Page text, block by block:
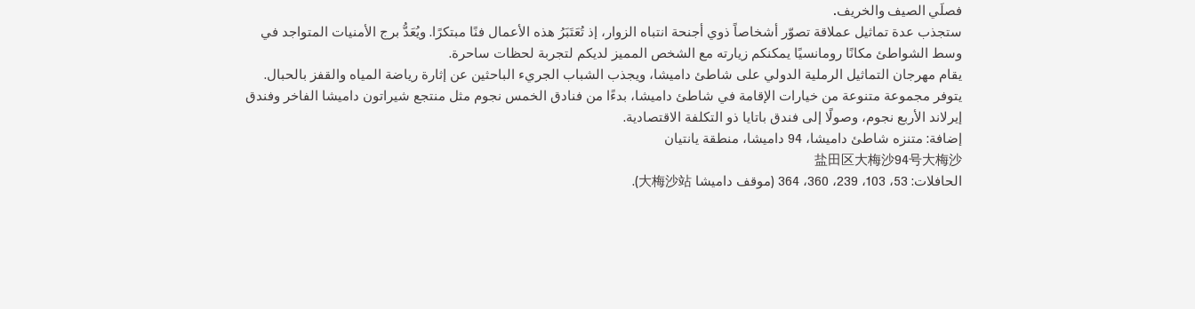
فصلَي الصيف والخريف.
ستجذب عدة تماثيل عملاقة تصوّر أشخاصاً ذوي أجنحة انتباه الزوار، إذ تُعَتَبَرُ هذه الأعمال فنًا مبتكرًا. ويُعَدُّ برج الأمنيات المتواجد في
وسط الشواطئ مكانًا رومانسيًا يمكنكم زيارته مع الشخص المميز لديكم لتجربة لحظات ساحرة.
يقام مهرجان التماثيل الرملية الدولي على شاطئ داميشا، ويجذب الشباب الجريء الباحثين عن إثارة رياضة المياه والقفز بالحبال.
يتوفر مجموعة متنوعة من خيارات الإقامة في شاطئ داميشا، بدءًا من فنادق الخمس نجوم مثل منتجع شيراتون داميشا الفاخر وفندق
إيرلاند الأربع نجوم، وصولًا إلى فندق باتايا ذو التكلفة الاقتصادية.
إضافة: متنزه شاطئ داميشا، 94 داميشا، منطقة يانتيان
盐田区大梅沙94号大梅沙
الحافلات: 53، 103، 239، 360، 364 (موقف داميشا 大梅沙站).